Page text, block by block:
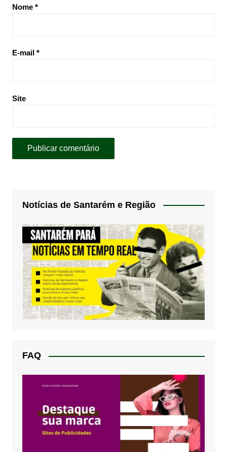
Nome *
E-mail *
Site
Notícias de Santarém e Região
FAQ